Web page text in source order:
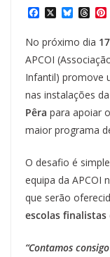
a
e
b
o
o
k
X B
e
s
k
y
T
h
e
a
d
s
n
t
r
s
t
No próximo dia
APCOI
Infantil) promove
nas instalações
Pêra para apoiar
maior programa
O desafio é
equipa da APCOI
que serão
escolas finalistas
“Contamos